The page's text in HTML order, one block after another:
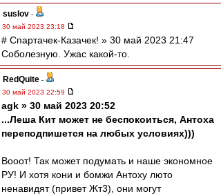
suslov -
30 май 2023 23:18
# Спартачек-Казачек! » 30 май 2023 21:47
Соболезную. Ужас какой-то.
RedQuite -
30 май 2023 22:59
agk » 30 май 2023 20:52
...Леша Кит может не беспокоиться, Антоха
переподпишется на любых условиях)))
Вооот! Так может подумать и наше экономное
РУ! И хотя кони и бомжи Антоху люто
ненавидят (привет Жт3), они могут